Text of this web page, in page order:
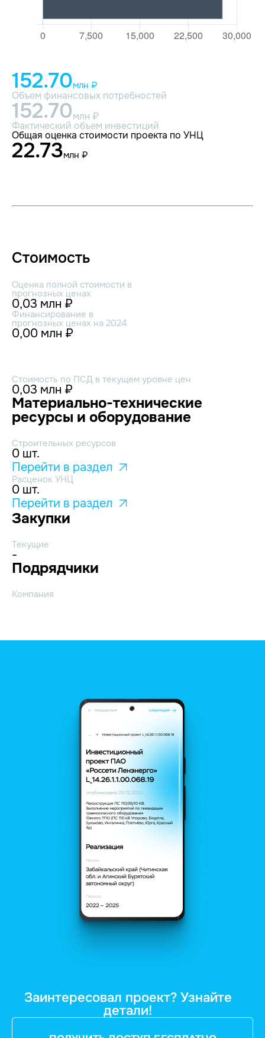
152.70млн ₽
Объем финансовых потребностей
152.70млн ₽
Фактический объем инвестиций
Общая оценка стоимости проекта по УНЦ
22.73млн ₽
Стоимость
Оценка полной стоимости в
прогнозных ценах
0,03 млн ₽
Финансирование в
прогнозных ценах на 2024
0,00 млн ₽
Стоимость по ПСД в текущем уровне цен
0,03 млн ₽
Материально-технические
ресурсы и оборудование
Строительных ресурсов
0 шт.
Перейти в раздел
Расценок УНЦ
0 шт.
Перейти в раздел
Закупки
Текущие
-
Подрядчики
Компания
Заинтересовал проект? Узнайте
детали!